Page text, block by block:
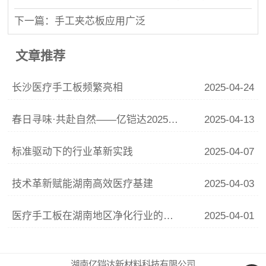
下一篇：手工夹芯板应用广泛
文章推荐
长沙医疗手工板频繁亮相 2025-04-24
春日寻味·共赴自然——亿铠达2025春季户外全记录 2025-04-13
标准驱动下的行业革新实践 2025-04-07
技术革新赋能湖南高效医疗基建 2025-04-03
医疗手工板在湖南地区净化行业的应用 2025-04-01